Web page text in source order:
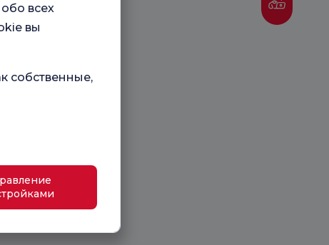
всех
вы
собственные,